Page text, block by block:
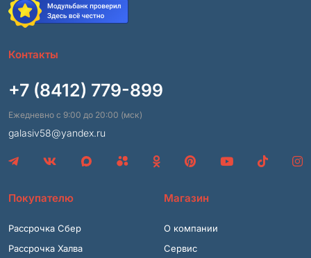
Контакты
+7 (8412) 779-899
Ежедневно с 9:00 до 20:00 (мск)
galasiv58@yandex.ru
Покупателю
Рассрочка Сбер
Рассрочка Халва
Магазин
О компании
Сервис